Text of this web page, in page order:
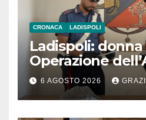
CRONACA LADISPOLI
Ladispoli:
Operazione
6 AGOSTO 2026